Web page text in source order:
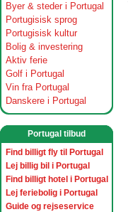
Byer & steder i Portugal
Portugisisk sprog
Portugisisk kultur
Bolig & investering
Aktiv ferie
Golf i Portugal
Vin fra Portugal
Danskere i Portugal
Portugal tilbud
Find billigt fly til Portugal
Lej billig bil i Portugal
Find billigt hotel i Portugal
Lej feriebolig i Portugal
Guide og rejseservice